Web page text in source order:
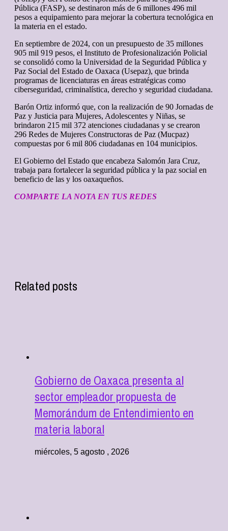
Pública (FASP), se destinaron más de 6 millones 496 mil
pesos a equipamiento para mejorar la cobertura tecnológica en
la materia en el estado.
En septiembre de 2024, con un presupuesto de 35 millones
905 mil 919 pesos, el Instituto de Profesionalización Policial
se consolidó como la Universidad de la Seguridad Pública y
Paz Social del Estado de Oaxaca (Usepaz), que brinda
programas de licenciaturas en áreas estratégicas como
ciberseguridad, criminalística, derecho y seguridad ciudadana.
Barón Ortiz informó que, con la realización de 90 Jornadas de
Paz y Justicia para Mujeres, Adolescentes y Niñas, se
brindaron 215 mil 372 atenciones ciudadanas y se crearon
296 Redes de Mujeres Constructoras de Paz (Mucpaz)
compuestas por 6 mil 806 ciudadanas en 104 municipios.
El Gobierno del Estado que encabeza Salomón Jara Cruz,
trabaja para fortalecer la seguridad pública y la paz social en
beneficio de las y los oaxaqueños.
COMPARTE LA NOTA EN TUS REDES
Related posts
Gobierno de Oaxaca presenta al
sector empleador propuesta de
Memorándum de Entendimiento en
materia laboral
miércoles, 5 agosto , 2026